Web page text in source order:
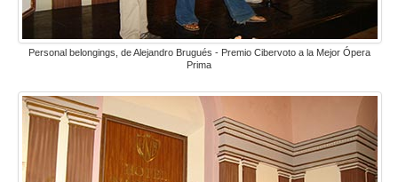
Personal belongings, de Alejandro Brugués - Premio Cibervoto a la Mejor Ópera
Prima